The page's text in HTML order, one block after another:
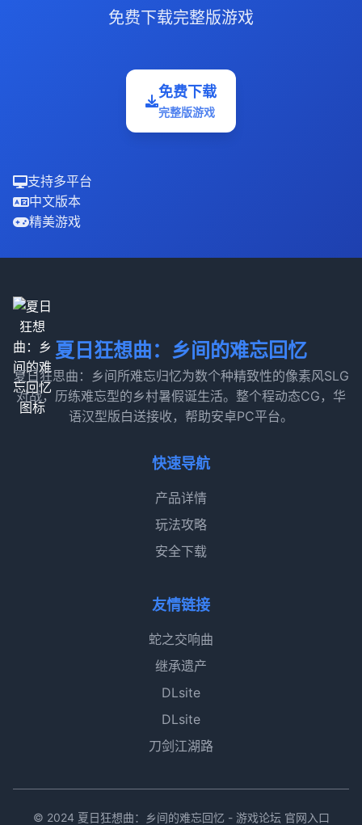
免费下载完整版游戏
免费下载
完整版游戏
支持多平台
中文版本
精美游戏
夏日狂想曲：乡间的难忘回忆
夏日狂思曲：乡间所难忘归忆为数个种精致性的像素风SLG
对战，历练难忘型的乡村暑假诞生活。整个程动态CG，华
语汉型版白送接收，帮助安卓PC平台。
快速导航
产品详情
玩法攻略
安全下载
友情链接
蛇之交响曲
继承遗产
DLsite
DLsite
刀剑江湖路
© 2024 夏日狂想曲：乡间的难忘回忆 - 游戏论坛 官网入口